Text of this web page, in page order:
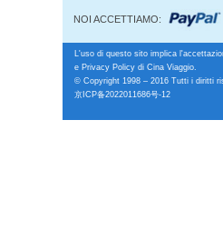
NOI ACCETTIAMO:
L'uso di questo sito implica
e Privacy Policy di Cina Viaggio.
© Copyright 1998 – 2016 Tutti i diritti
京ICP备2022011686号-12